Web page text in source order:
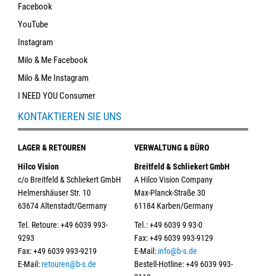
Facebook
YouTube
Instagram
Milo & Me Facebook
Milo & Me Instagram
I NEED YOU Consumer
KONTAKTIEREN SIE UNS
LAGER & RETOUREN
Hilco Vision
c/o Breitfeld & Schliekert GmbH
Helmershäuser Str. 10
63674 Altenstadt/Germany
Tel. Retoure: +49 6039 993-
9293
Fax: +49 6039 993-9219
E-Mail:retouren@b-s.de
VERWALTUNG & BÜRO
Breitfeld & Schliekert GmbH
A Hilco Vision Company
Max-Planck-Straße 30
61184 Karben/Germany
Tel.: +49 6039 9 93-0
Fax: +49 6039 993-9129
E-Mail: info@b-s.de
Bestell-Hotline: +49 6039 993-